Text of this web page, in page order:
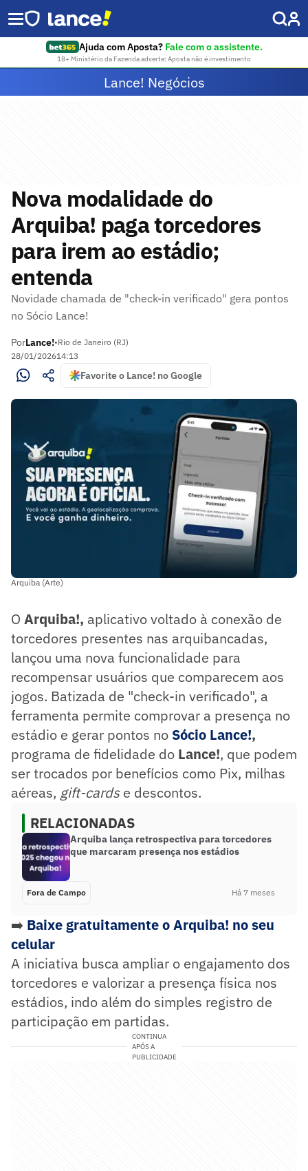
Ajuda com Aposta? Fale com o assistente.
18+ Ministério da Fazenda adverte: Aposta não é investimento
Lance! Negócios
Nova modalidade do
Arquiba! paga torcedores
para irem ao estádio;
entenda
Novidade chamada de "check-in verificado" gera pontos
no Sócio Lance!
PorLance!•Rio de Janeiro (RJ)
28/01/202614:13
Favorite o Lance! no Google
Arquiba (Arte)
O Arquiba!, aplicativo voltado à conexão de
torcedores presentes nas arquibancadas,
lançou uma nova funcionalidade para
recompensar usuários que comparecem aos
jogos. Batizada de "check-in verificado", a
ferramenta permite comprovar a presença no
estádio e gerar pontos no Sócio Lance!,
programa de fidelidade do Lance!, que podem
ser trocados por benefícios como Pix, milhas
aéreas, gift-cardse descontos.
RELACIONADAS
Arquiba lança retrospectiva para torcedores
que marcaram presença nos estádios
Fora de Campo Há 7 meses
➡️ Baixe gratuitamente o Arquiba! no seu
celular
A iniciativa busca ampliar o engajamento dos
torcedores e valorizar a presença física nos
estádios, indo além do simples registro de
participação em partidas.
CONTINUA
APÓS A
PUBLICIDADE